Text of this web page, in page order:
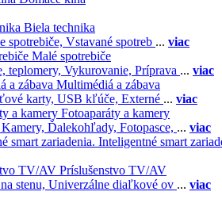
Biela technika
spotrebiče, Vstavané spotreb ... viac
Malé spotrebiče
teplomery, Vykurovanie, Príprava ... viac
Multimédiá a zábava
karty, USB kľúče, Externé ... viac
Fotoaparáty a kamery
Kamery, Ďalekohľady, Fotopasce, ... viac
Inteligentné smart
Príslušenstvo TV/AV
stenu, Univerzálne diaľkové ov ... viac